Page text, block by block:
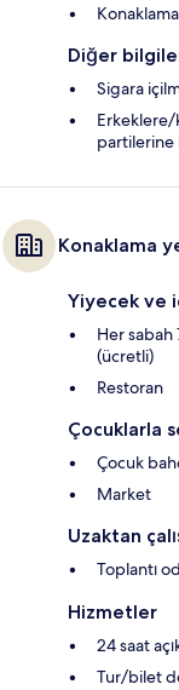
Diğer
Sigara
Erkeklere/
partilerine
Konaklama
Yiyecek ve
Her sabah
(ücretli)
Restoran
Çocuklarla
Çocuk
Market
Uzaktan
Toplantı
Hizmetler
24 saat
Tur/bilet